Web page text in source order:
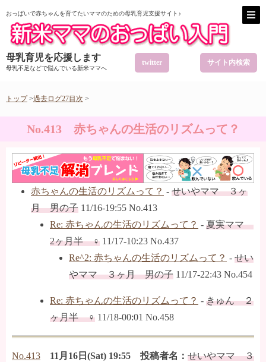
おっぱいで赤ちゃんを育てたいママのための母乳育児支援サイト♪
母乳育児を応援します
母乳不足などで悩んでいる新米ママへ
twitter サイト内検索
トップ>過去ログ27目次 >
No.413 赤ちゃんの生活のリズムって？
赤ちゃんの生活のリズムって？ - せいやママ ３ヶ
月 男の子 11/16-19:55 No.413
Re: 赤ちゃんの生活のリズムって？ - 夏実ママ
2ヶ月半 ♀ 11/17-10:23 No.437
Re^2: 赤ちゃんの生活のリズムって？ - せい
やママ ３ヶ月 男の子 11/17-22:43 No.454
Re: 赤ちゃんの生活のリズムって？ - きゅん ２
ヶ月半 ♀ 11/18-00:01 No.458
No.413 11月16日(Sat) 19:55 投稿者名： せいやママ ３